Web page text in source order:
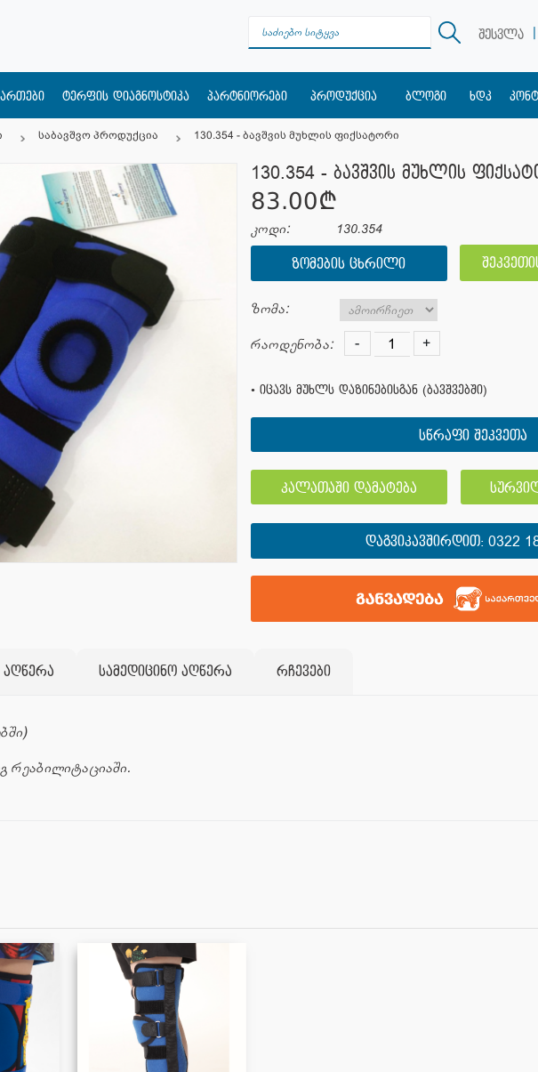
შესვლა |
ტერფის დიაგნოსტიკა პარტნიორები პროდუქცია ბლოგი ხდკ
საბავშვო პროდუქცია 130.354 - ბავშვის მუხლის ფიქსატორი
130.354 - ბავშვის მუხლის
83.00¢
კოდი: 130.354
ᲖᲝᲛᲔᲑᲘᲡ ᲪᲮᲠᲘᲚᲘ
ზომა:
რაოდენობა: - +
• იცავს მუხლს დაზინებისგან (ბავშვებში)
სწრაფი შეკვეთა
კალათაში დამატება
ᲓᲐᲒᲕᲘᲙᲐᲕᲨᲘᲠᲓᲘᲗ: 0322
აღწერა სამედიცინო აღწერა რჩევები
რეაბილიტაციაში.